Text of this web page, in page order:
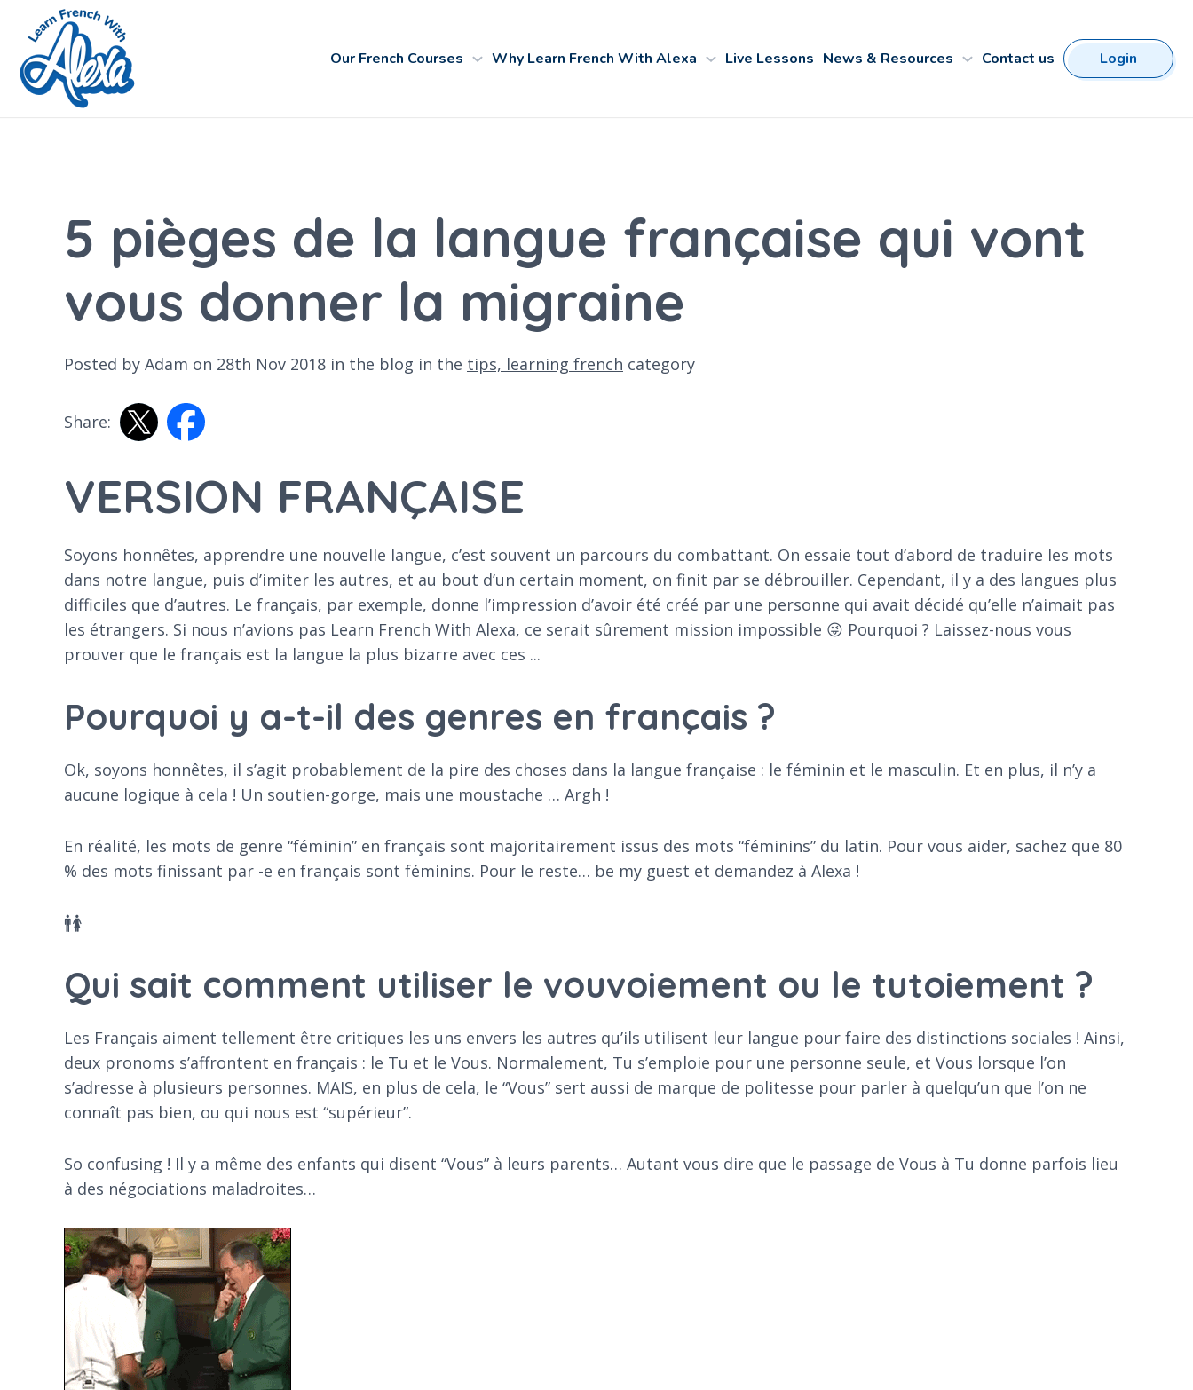
Our French Courses Why Learn French With Alexa Live Lessons News & Resources Contact us Login
5 pièges de la langue française qui vont
vous donner la migraine
Posted by Adam on 28th Nov 2018 in the blog in the tips, learning french category
Share:
VERSION FRANÇAISE
Soyons honnêtes, apprendre une nouvelle langue, c’est souvent un parcours du combattant. On essaie tout d’abord de traduire les mots
dans notre langue, puis d’imiter les autres, et au bout d’un certain moment, on finit par se débrouiller. Cependant, il y a des langues plus
difficiles que d’autres. Le français, par exemple, donne l’impression d’avoir été créé par une personne qui avait décidé qu’elle n’aimait pas
les étrangers. Si nous n’avions pas Learn French With Alexa, ce serait sûrement mission impossible 😜 Pourquoi ? Laissez-nous vous
prouver que le français est la langue la plus bizarre avec ces ...
Pourquoi y a-t-il des genres en français ?
Ok, soyons honnêtes, il s’agit probablement de la pire des choses dans la langue française : le féminin et le masculin. Et en plus, il n’y a
aucune logique à cela ! Un soutien-gorge, mais une moustache … Argh !
En réalité, les mots de genre “féminin” en français sont majoritairement issus des mots “féminins” du latin. Pour vous aider, sachez que 80
% des mots finissant par -e en français sont féminins. Pour le reste… be my guest et demandez à Alexa !
🚹🚺
Qui sait comment utiliser le vouvoiement ou le tutoiement ?
Les Français aiment tellement être critiques les uns envers les autres qu’ils utilisent leur langue pour faire des distinctions sociales ! Ainsi,
deux pronoms s’affrontent en français : le Tu et le Vous. Normalement, Tu s’emploie pour une personne seule, et Vous lorsque l’on
s’adresse à plusieurs personnes. MAIS, en plus de cela, le “Vous” sert aussi de marque de politesse pour parler à quelqu’un que l’on ne
connaît pas bien, ou qui nous est “supérieur”.
So confusing ! Il y a même des enfants qui disent “Vous” à leurs parents… Autant vous dire que le passage de Vous à Tu donne parfois lieu
à des négociations maladroites…